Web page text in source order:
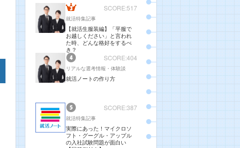
SCORE:517
就活特集記事
【就活生服装編】「平服で
お越しください」と言われ
た時、どんな格好をするべ
き？
SCORE:404
リアルな選考情報・体験談
就活ノートの作り方
SCORE:387
就活特集記事
実際にあった！マイクロソ
フト・グーグル・アップル
の入社試験問題が面白い